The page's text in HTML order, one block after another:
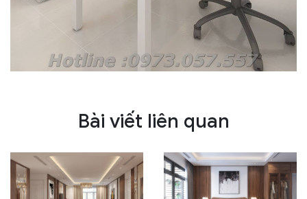
Bài viết liên quan